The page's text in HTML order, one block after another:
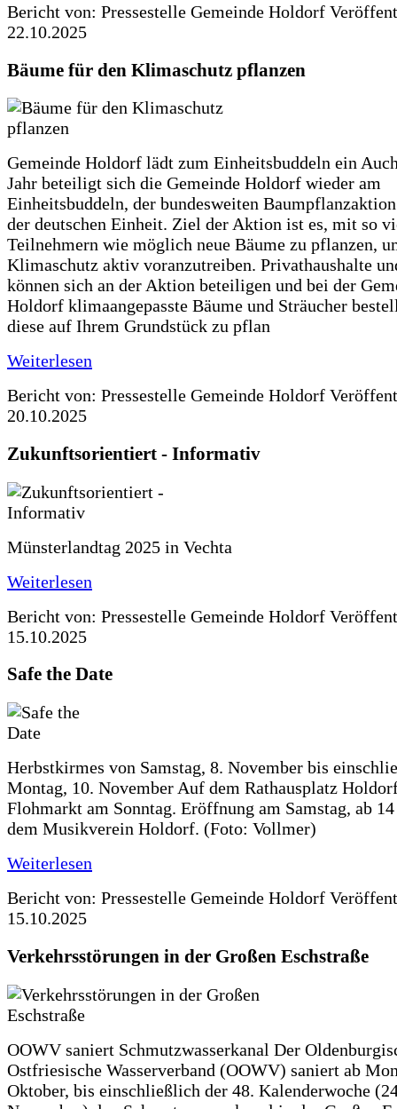
Bericht von: Pressestelle Gemeinde Holdorf
22.10.2025
Bäume für den Klimaschutz pflanzen
Gemeinde Holdorf lädt zum Einheitsbuddeln ein
Jahr beteiligt sich die Gemeinde Holdorf wieder am
Einheitsbuddeln, der bundesweiten
der deutschen Einheit. Ziel der Aktion ist es, mit so
Teilnehmern wie möglich neue Bäume zu pflanzen,
Klimaschutz aktiv voranzutreiben. Privathaushalte
können sich an der Aktion beteiligen und bei der
Holdorf klimaangepasste Bäume und Sträucher
diese auf Ihrem Grundstück zu pflan
Weiterlesen
Bericht von: Pressestelle Gemeinde Holdorf
20.10.2025
Zukunftsorientiert - Informativ
Münsterlandtag 2025 in Vechta
Weiterlesen
Bericht von: Pressestelle Gemeinde Holdorf
15.10.2025
Safe the Date
Herbstkirmes von Samstag, 8. November bis
Montag, 10. November Auf dem Rathausplatz
Flohmarkt am Sonntag. Eröffnung am Samstag, ab
dem Musikverein Holdorf. (Foto: Vollmer)
Weiterlesen
Bericht von: Pressestelle Gemeinde Holdorf
15.10.2025
Verkehrsstörungen in der Großen Eschstraße
OOWV saniert Schmutzwasserkanal Der
Ostfriesische Wasserverband (OOWV) saniert ab
Oktober, bis einschließlich der 48. Kalenderwoche